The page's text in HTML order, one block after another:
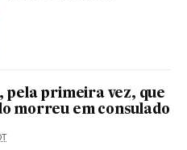
pela primeira vez, que
morreu em consulado